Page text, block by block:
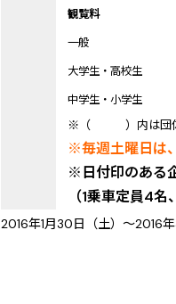
2016年1月30日（土）～2016年
観覧料
一般
大学生・高校生
中学生・小学生
※（ ）内は団体
※毎週土曜日は
※日付印のある
（1乗車定員4名